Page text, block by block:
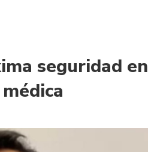
seguridad en